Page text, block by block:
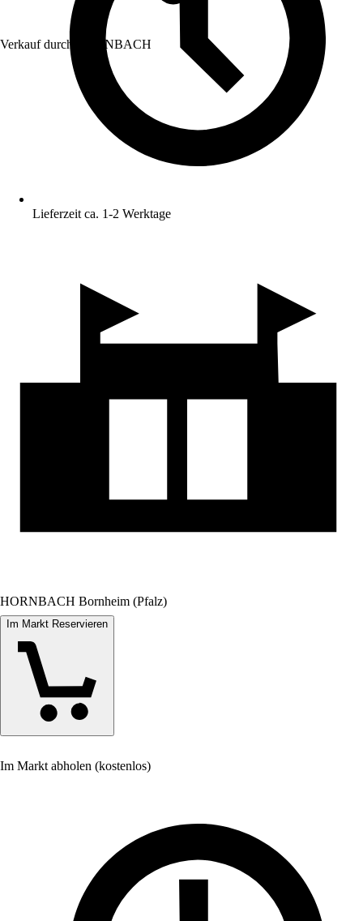
Verkauf durch: HORNBACH
Lieferzeit ca. 1-2 Werktage
HORNBACH Bornheim (Pfalz)
Im Markt Reservieren
Im Markt abholen (kostenlos)